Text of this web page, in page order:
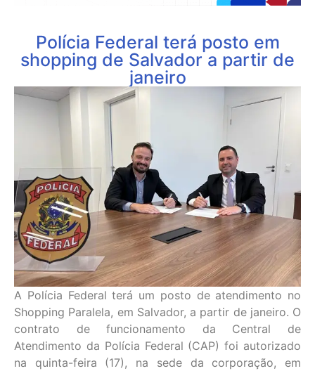
Polícia Federal terá posto em
shopping de Salvador a partir de
janeiro
A Polícia Federal terá um posto de atendimento no
Shopping Paralela, em Salvador, a partir de janeiro. O
contrato de funcionamento da Central de
Atendimento da Polícia Federal (CAP) foi autorizado
na quinta-feira (17), na sede da corporação, em